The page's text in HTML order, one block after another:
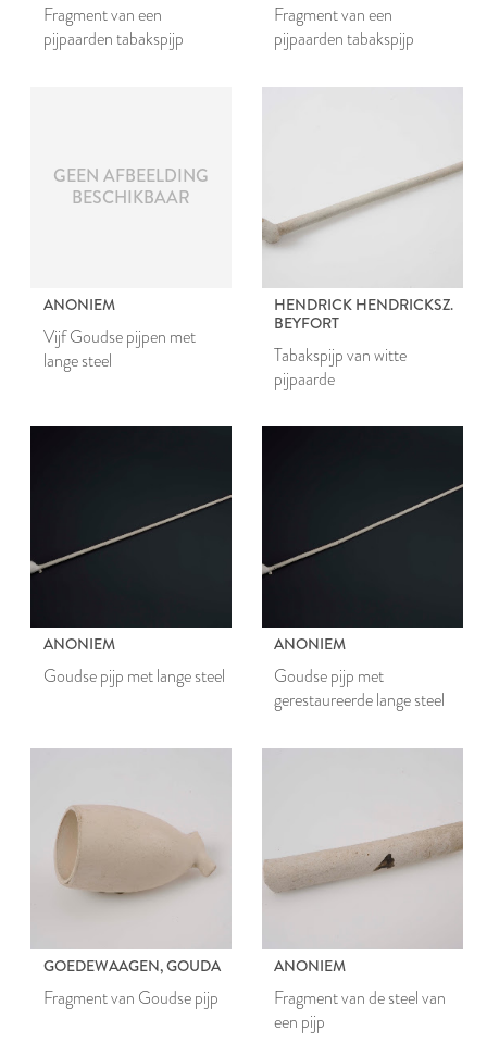
Fragment van een
pijpaarden tabakspijp
Fragment van een
pijpaarden tabakspijp
GEEN AFBEELDING
BESCHIKBAAR
ANONIEM
Vijf Goudse pijpen met
lange steel
HENDRICK HENDRICKSZ.
BEYFORT
Tabakspijp van witte
pijpaarde
ANONIEM
Goudse pijp met lange steel
ANONIEM
Goudse pijp met
gerestaureerde lange steel
GOEDEWAAGEN, GOUDA
Fragment van Goudse pijp
ANONIEM
Fragment van de steel van
een pijp